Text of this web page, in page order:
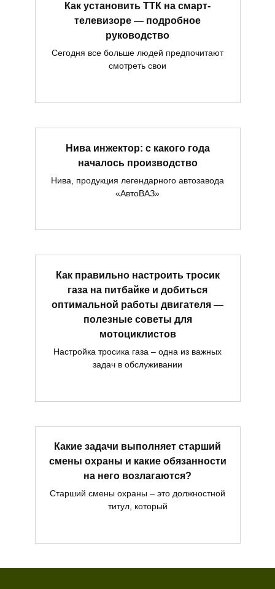
Как установить ТТК на смарт-
телевизоре — подробное
руководство
Сегодня все больше людей предпочитают
смотреть свои
Нива инжектор: с какого года
началось производство
Нива, продукция легендарного автозавода
«АвтоВАЗ»
Как правильно настроить тросик
газа на питбайке и добиться
оптимальной работы двигателя —
полезные советы для
мотоциклистов
Настройка тросика газа – одна из важных
задач в обслуживании
Какие задачи выполняет старший
смены охраны и какие обязанности
на него возлагаются?
Старший смены охраны – это должностной
титул, который